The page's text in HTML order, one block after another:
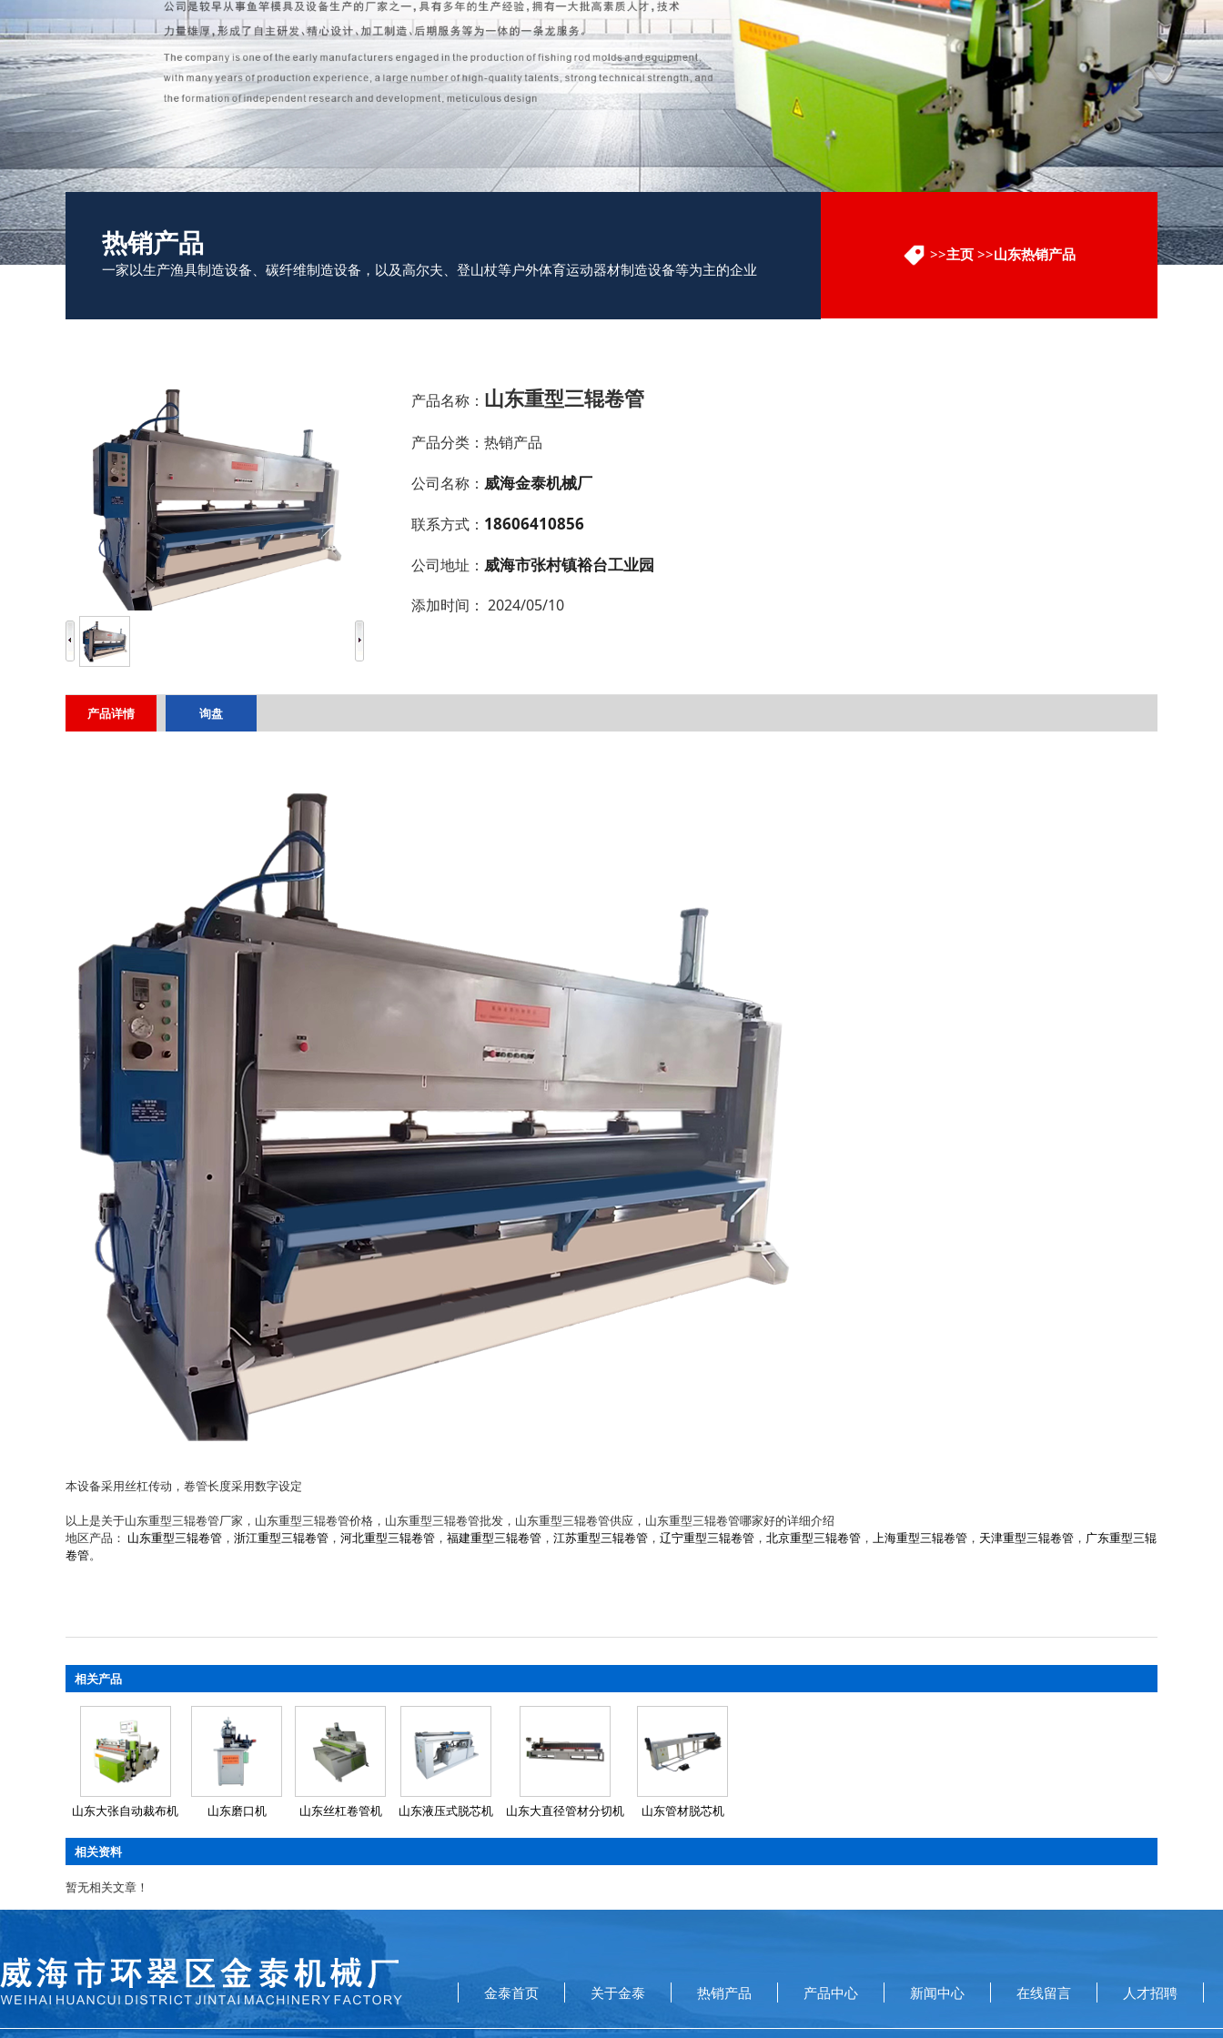
热销产品
一家以生产渔具制造设备、碳纤维制造设备，以及高尔夫、登山杖等户外体育运动器材制造设备等为主的企业
>>主页 >>山东热销产品
产品名称： 山东重型三辊卷管
产品分类： 热销产品
公司名称： 威海金泰机械厂
联系方式： 18606410856
公司地址： 威海市张村镇裕台工业园
添加时间： 2024/05/10
产品详情 询盘
本设备采用丝杠传动，卷管长度采用数字设定
以上是关于山东重型三辊卷管厂家，山东重型三辊卷管价格，山东重型三辊卷管批发，山东重型三辊卷管供应，山东重型三辊卷管哪家好的详细介绍
地区产品： 山东重型三辊卷管 ， 浙江重型三辊卷管 ， 河北重型三辊卷管 ， 福建重型三辊卷管 ， 江苏重型三辊卷管 ， 辽宁重型三辊卷管 ， 北京重型三辊卷管 ， 上海重型三辊卷管 ， 天津重型三辊卷管 ， 广东重型三辊
卷管。
相关产品
山东大张自动裁布机 山东磨口机 山东丝杠卷管机 山东液压式脱芯机 山东大直径管材分切机 山东管材脱芯机
相关资料
暂无相关文章！
金泰首页 关于金泰 热销产品 产品中心 新闻中心 在线留言 人才招聘